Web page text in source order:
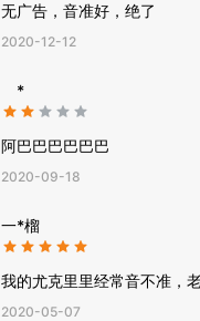
无广告，音准好，绝了
2020-12-12
*⁠
阿巴巴巴巴巴巴
2020-09-18
一*榴
我的尤克里里经常音不准，
2020-05-07